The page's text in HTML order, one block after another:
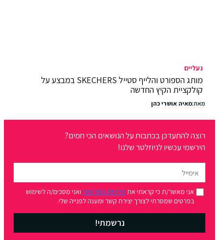
נעליים
מותג הספורט והלייף סטייל SKECHERS במבצע על
קולקציית הקיץ החדשה
מאת:מאיה אושרי כהן
רוצה להתעדכן בכתבות על הנושאים הכי חמים?
הירשמי עכשיו לניוזלטר שלנו!
אני מאשר/ת כי קראתי את מדיניות הפרטיות ואני מסכים/ה לשימוש
בפרטים שמסרתי לצורך יצירת קשר ומענה לפנייה שלי.
נרשמתי!